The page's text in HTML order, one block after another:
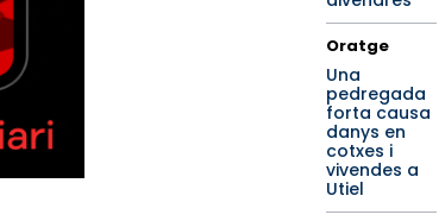
Oratge
Una
pedregada
forta causa
danys en
cotxes i
vivendes a
Utiel